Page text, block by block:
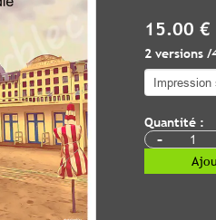
15.00 €
2 versions
Quantité :
-